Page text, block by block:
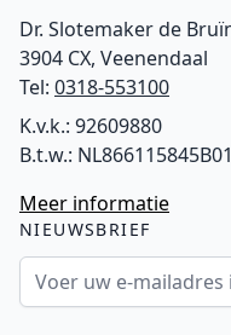
Dr. Slotemaker de
3904 CX, Veenendaal
Tel: 0318-553100
K.v.k.: 92609880
B.t.w.: NL866115845B01
Meer informatie
NIEUWSBRIEF